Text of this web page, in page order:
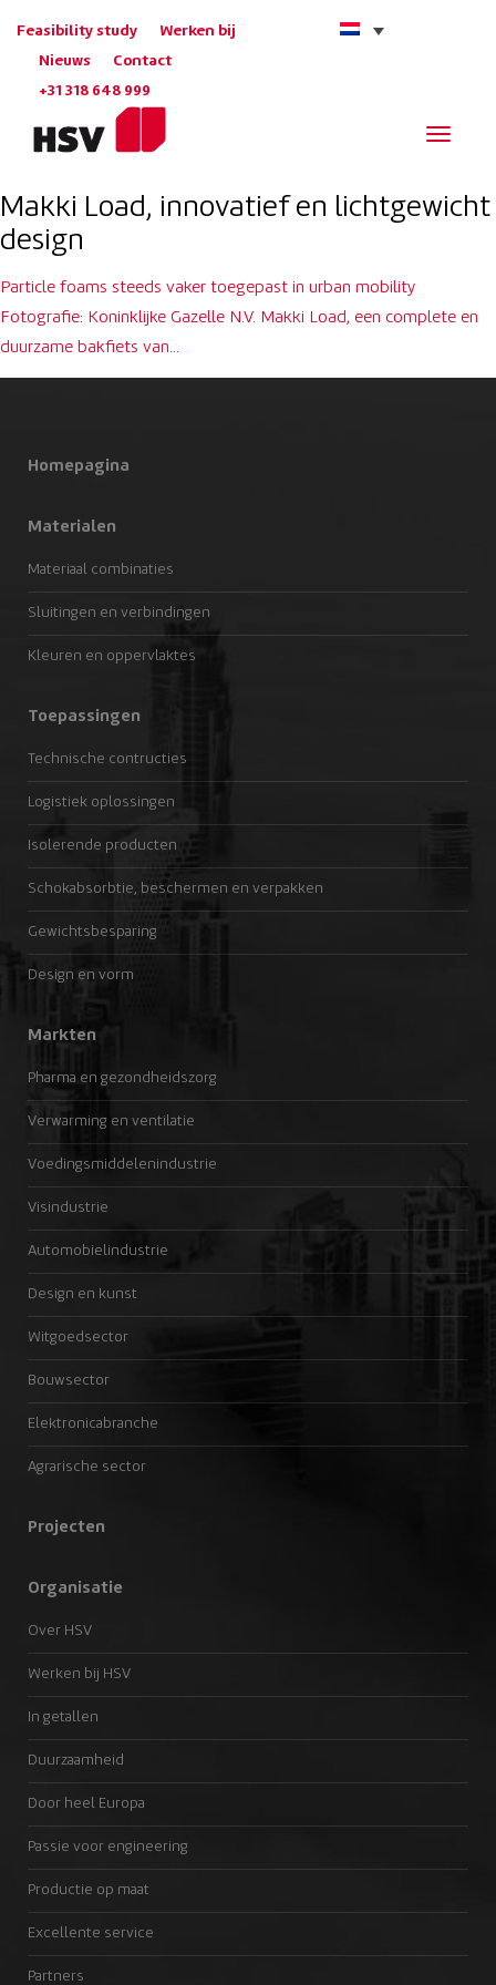
Feasibility study Werken bij
Nieuws Contact
+31 318 648 999
Makki Load, innovatief en lichtgewicht
design
Particle foams steeds vaker toegepast in urban mobility
Fotografie: Koninklijke Gazelle N.V. Makki Load, een complete en
duurzame bakfiets van…
Homepagina
Materialen
Materiaal combinaties
Sluitingen en verbindingen
Kleuren en oppervlaktes
Toepassingen
Technische contructies
Logistiek oplossingen
Isolerende producten
Schokabsorbtie, beschermen en verpakken
Gewichtsbesparing
Design en vorm
Markten
Pharma en gezondheidszorg
Verwarming en ventilatie
Voedingsmiddelenindustrie
Visindustrie
Automobielindustrie
Design en kunst
Witgoedsector
Bouwsector
Elektronicabranche
Agrarische sector
Projecten
Organisatie
Over HSV
Werken bij HSV
In getallen
Duurzaamheid
Door heel Europa
Passie voor engineering
Productie op maat
Excellente service
Partners